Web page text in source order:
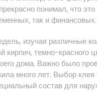
понимал, что
так и
изучая различные
темно-красного
дома. Важно было
много лет. Выбор
состав для